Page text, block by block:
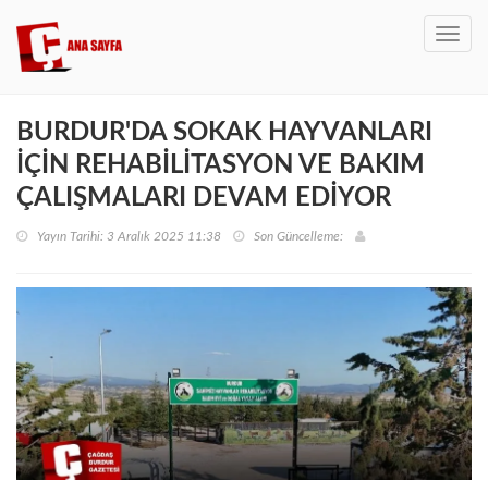
BURDUR'DA SOKAK HAYVANLARI
İÇİN REHABİLİTASYON VE BAKIM
ÇALIŞMALARI DEVAM EDİYOR
Yayın Tarihi: 3 Aralık 2025 11:38 Son Güncelleme: